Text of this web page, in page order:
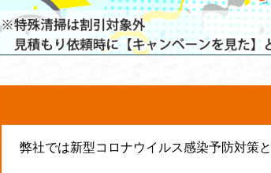
弊社では新型コロナウイルス感染予防対策